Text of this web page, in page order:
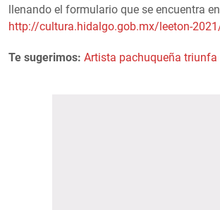
llenando el formulario que se encuentra en
http://cultura.hidalgo.gob.mx/leeton-
Te sugerimos: Artista pachuqueña triunfa